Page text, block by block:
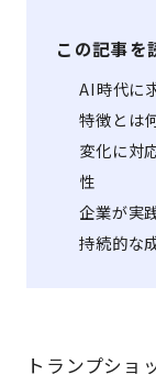
この記事を
AI時代に
特徴とは
変化に対
性
企業が実
持続的な
トランプショ